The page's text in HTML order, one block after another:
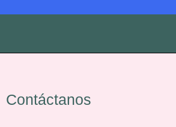
Contáctanos